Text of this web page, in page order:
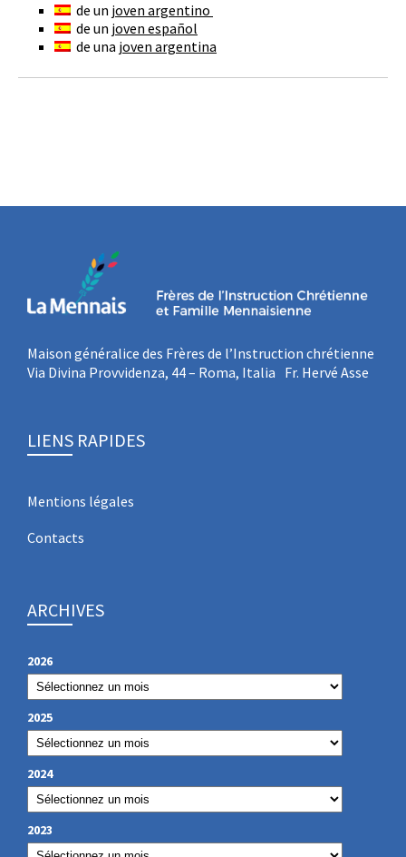
de un joven argentino
de un joven español
de una joven argentina
Maison généralice des Frères de l’Instruction chrétienne
Via Divina Provvidenza, 44 – Roma, Italia Fr. Hervé Asse
LIENS RAPIDES
Mentions légales
Contacts
ARCHIVES
2026
2025
2024
2023